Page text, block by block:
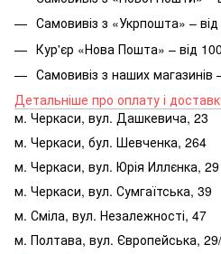
Самовивіз з «Укрпошта» –
Кур'єр «Нова Пошта» – від
Самовивіз з наших магазинів
Детальніше про оплату і
м. Черкаси, вул. Дашкевича, 23
м. Черкаси, бул. Шевченка, 264
м. Черкаси, вул. Юрія Иллєнка, 29
м. Черкаси, вул. Сумгаїтська, 39
м. Сміла, вул. Незалежності, 47
м. Полтава, вул. Європейська,